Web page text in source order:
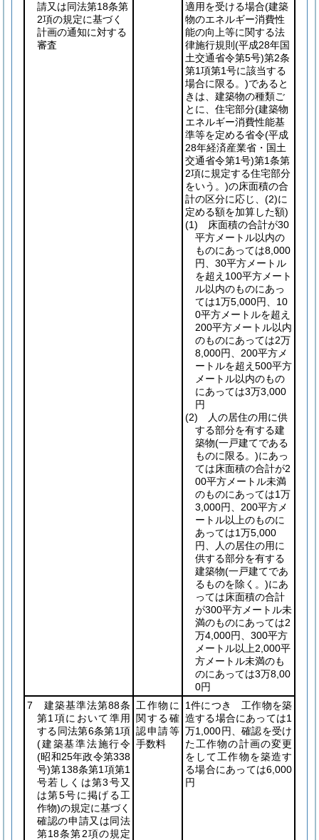
請又は同法第18条第
2項の規定に基づく
計画の通知に対する
審査
適用を受ける場合(建築
物のエネルギー消費性
能の向上等に関する法
律施行規則 (平成28年国
土交通省令第5号)第2条
第1項第1号に該当する
場合に限る。)であると
きは、建築物の種類ご
とに、住宅部分(建築物
エネルギー消費性能基
準等を定める省令(平成
28年経済産業省・国土
交通省令第1号)第1条第
2項に規定する住宅部分
をいう。)の床面積の合
計の区分に応じ、 (2)に
定める額を加算した額)
(1) 床面積の合計が30
平方メートル以内の
ものにあっては8,000
円、30平方メートル
を超え100平方メート
ル以内のものにあっ
ては1万5,000円、10
0平方メートルを超え
200平方メートル以内
のものにあっては2万
8,000円、200平方メ
ートルを超え500平方
メートル以内のもの
にあっては3万3,000
円
(2) 人の居住の用に供
する部分を有する建
築物(一戸建てである
ものに限る。)にあっ
ては床面積の合計が2
00平方メートル未満
のものにあっては1万
3,000円、200平方メ
ートル以上のものに
あっては1万5,000
円、人の居住の用に
供する部分を有する
建築物(一戸建てであ
るものを除く。)にあ
っては床面積の合計
が300平方メートル未
満のものにあっては2
万4,000円、300平方
メートル以上2,000平
方メートル未満のも
のにあっては3万8,00
0円
7 建築基準法第88条
第1項において準用
する同法第6条第1項
(建築基準法施行令
(昭和25年政令第338
号)第138条第1項第1
号若しくは第3号又
は第5号に掲げる工
作物)の規定に基づく
確認の申請又は同法
第18条第2項の規定
工作物に
関する確
認申請等
手数料
1件につき 工作物を築
造する場合にあっては1
万1,000円、確認を受け
た工作物の計画の変更
をして工作物を築造す
る場合にあっては6,000
円